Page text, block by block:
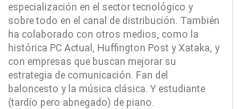
especialización en el sector tecnológico y
sobre todo en el canal de distribución. También
ha colaborado con otros medios, como la
histórica PC Actual, Huffington Post y Xataka, y
con empresas que buscan mejorar su
estrategia de comunicación. Fan del
baloncesto y la música clásica. Y estudiante
(tardío pero abnegado) de piano.